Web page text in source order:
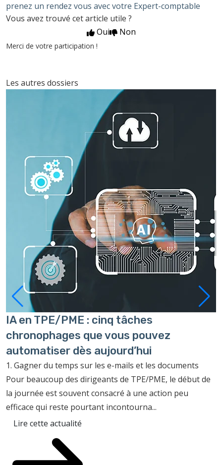
prenez un rendez vous avec votre Expert-comptable
Vous avez trouvé cet article utile ?
Oui
Non
Merci de votre participation !
Les autres dossiers
IA en TPE/PME : cinq tâches
chronophages que vous pouvez
automatiser dès aujourd’hui
1. Gagner du temps sur les e-mails et les documents
Pour beaucoup des dirigeants de TPE/PME, le début de
la journée est souvent consacré à une action peu
efficace qui reste pourtant incontourna...
Lire cette actualité